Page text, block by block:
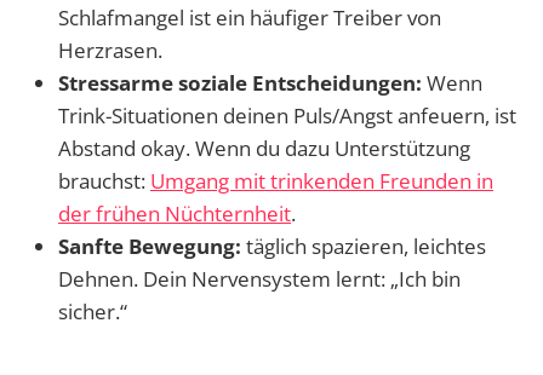
Schlafmangel ist ein häufiger Treiber von
Herzrasen.
Stressarme soziale Entscheidungen: Wenn
Trink-Situationen deinen Puls/Angst anfeuern, ist
Abstand okay. Wenn du dazu Unterstützung
brauchst: Umgang mit trinkenden Freunden in
der frühen Nüchternheit.
Sanfte Bewegung: täglich spazieren, leichtes
Dehnen. Dein Nervensystem lernt: „Ich bin
sicher.“